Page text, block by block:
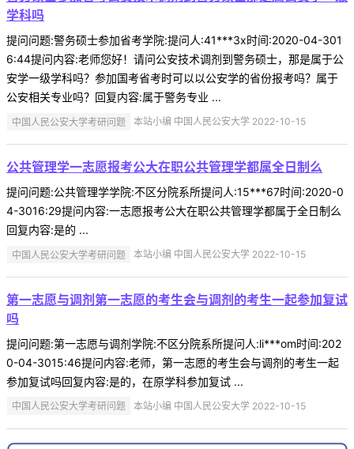
学科吗
提问问题:警务硕士参加省考学院:提问人:41***3x时间:2020-04-301
6:44提问内容:老师您好！请问公安技术调剂到警务硕士，那是属于公
安学一级学科吗？参加国考省考时可以以公安学的省份报考吗？属于
公安相关专业吗？回复内容:属于警务专业 ...
中国人民公安大学考研问题 本站小编 中国人民公安大学 2022-10-15
公共管理学一志愿报考公大在职公共管理学都属全日制么
提问问题:公共管理学学院:不区分院系所提问人:15***67时间:2020-0
4-3016:29提问内容:一志愿报考公大在职公共管理学都属于全日制么
回复内容:是的 ...
中国人民公安大学考研问题 本站小编 中国人民公安大学 2022-10-15
第一志愿与调剂第一志愿的考生会与调剂的考生一起参加复试
吗
提问问题:第一志愿与调剂学院:不区分院系所提问人:li***om时间:202
0-04-3015:46提问内容:老师，第一志愿的考生会与调剂的考生一起
参加复试吗回复内容:是的，在原学科参加复试 ...
中国人民公安大学考研问题 本站小编 中国人民公安大学 2022-10-15